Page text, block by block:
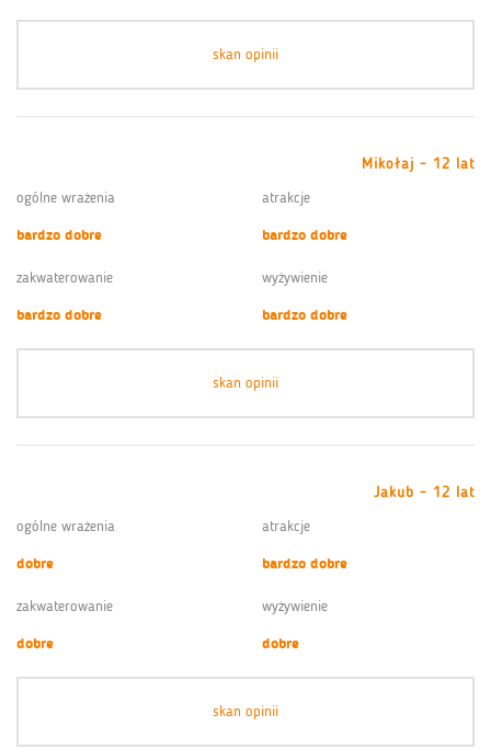
skan opinii
Mikołaj - 12 lat
ogólne wrażenia
bardzo dobre
atrakcje
bardzo dobre
zakwaterowanie
bardzo dobre
wyżywienie
bardzo dobre
skan opinii
Jakub - 12 lat
ogólne wrażenia
dobre
atrakcje
bardzo dobre
zakwaterowanie
dobre
wyżywienie
dobre
skan opinii